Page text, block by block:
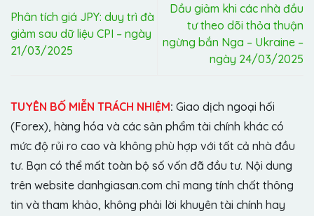
Phân tích giá JPY: duy trì đà
giảm sau dữ liệu CPI – ngày
21/03/2025
Dầu giảm khi các nhà đầu
tư theo dõi thỏa thuận
ngừng bắn Nga – Ukraine –
ngày 24/03/2025
TUYÊN BỐ MIỄN TRÁCH NHIỆM: Giao dịch ngoại hối
(Forex), hàng hóa và các sản phẩm tài chính khác có
mức độ rủi ro cao và không phù hợp với tất cả nhà đầu
tư. Bạn có thể mất toàn bộ số vốn đã đầu tư. Nội dung
trên website danhgiasan.com chỉ mang tính chất thông
tin và tham khảo, không phải lời khuyên tài chính hay